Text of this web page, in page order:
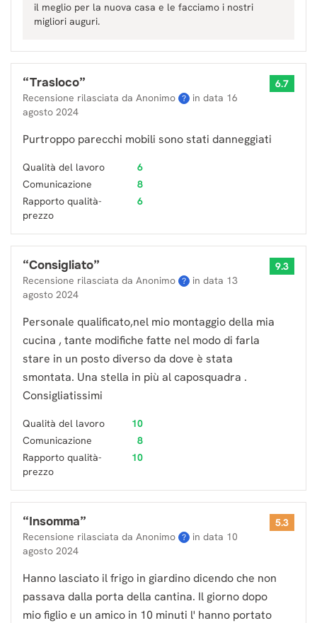
il meglio per la nuova casa e le facciamo i nostri
migliori auguri.
“Trasloco”
Recensione rilasciata da Anonimo ? in data 16
agosto 2024
6.7
Purtroppo parecchi mobili sono stati danneggiati
Qualità del lavoro
6
Comunicazione
8
Rapporto qualità-
prezzo
6
“Consigliato”
Recensione rilasciata da Anonimo ? in data 13
agosto 2024
9.3
Personale qualificato,nel mio montaggio della mia
cucina , tante modifiche fatte nel modo di farla
stare in un posto diverso da dove è stata
smontata. Una stella in più al caposquadra .
Consigliatissimi
Qualità del lavoro
10
Comunicazione
8
Rapporto qualità-
prezzo
10
“Insomma”
Recensione rilasciata da Anonimo ? in data 10
agosto 2024
5.3
Hanno lasciato il frigo in giardino dicendo che non
passava dalla porta della cantina. Il giorno dopo
mio figlio e un amico in 10 minuti l' hanno portato